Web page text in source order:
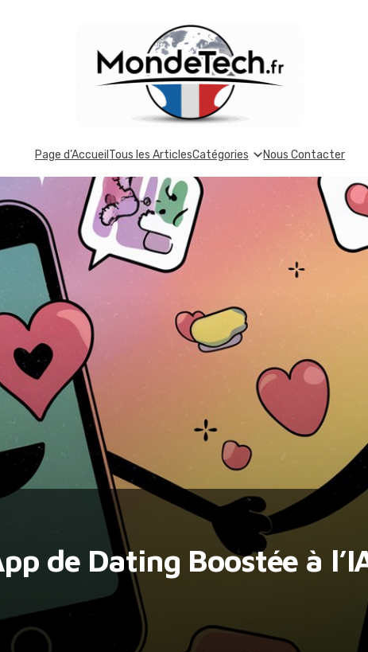
Page d’Accueil Tous les ArticlesCatégories Nous Contacter
de Dating Boostée à